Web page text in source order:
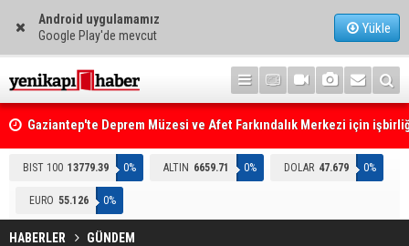
Android uygulamamız
Google Play'de mevcut
Yükle
Gaziantep'te Deprem Müzesi ve Afet Farkındalık Merkezi için
protokolü imzalandı
Resmi Gazete'de Bugün
BIST 100 13779.39 0% ALTIN 6659.71 0% DOLAR 47.679 0%
EURO 55.126 0%
HABERLER GÜNDEM